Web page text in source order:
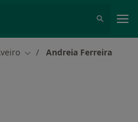
Mudar de cidade
Andreia Ferreira